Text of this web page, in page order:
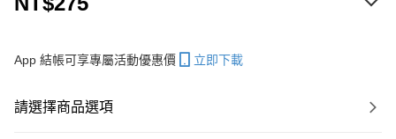
App 結帳可享專屬活動優惠價 立即下載
請選擇商品選項